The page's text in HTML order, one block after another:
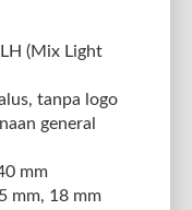
(Mix Light
tanpa logo
general
mm
mm, 18 mm